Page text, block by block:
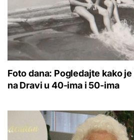
Foto dana: Pogledajte kako
na Dravi u 40-ima i 50-ima